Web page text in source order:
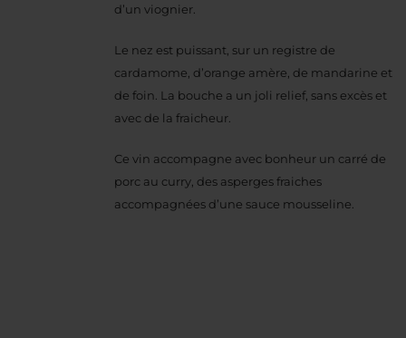
d’un viognier.
Le nez est puissant, sur un registre de
cardamome, d’orange amère, de mandarine et
de foin. La bouche a un joli relief, sans excès et
avec de la fraicheur.
Ce vin accompagne avec bonheur un carré de
porc au curry, des asperges fraiches
accompagnées d’une sauce mousseline.